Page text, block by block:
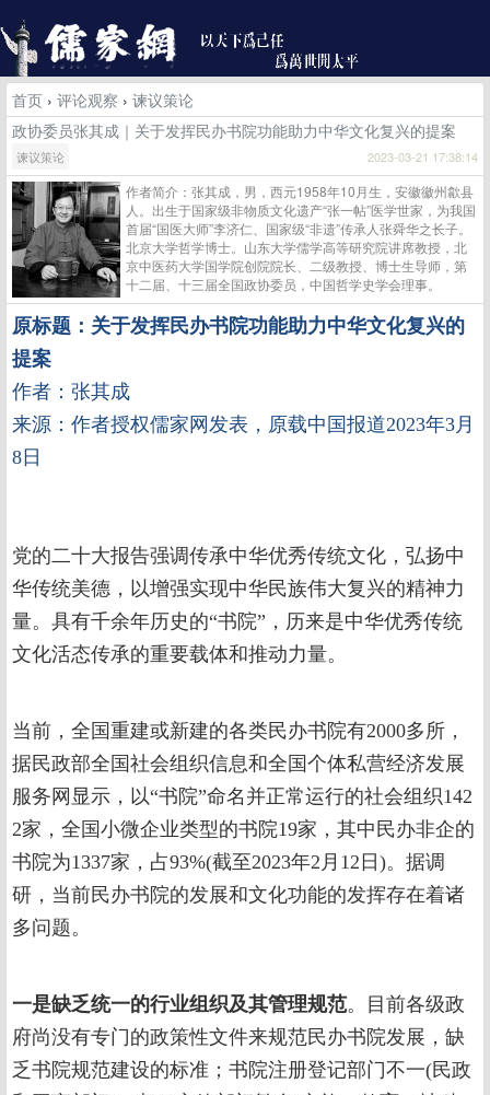
首页 › 评论观察 › 谏议策论
政协委员张其成｜关于发挥民办书院功能助力中华文化复兴的提案
谏议策论 2023-03-21 17:38:14
作者简介：张其成，男，西元1958年10月生，安徽徽州歙县
人。出生于国家级非物质文化遗产“张一帖”医学世家，为我国
首届“国医大师”李济仁、国家级“非遗”传承人张舜华之长子。
北京大学哲学博士。山东大学儒学高等研究院讲席教授，北
京中医药大学国学院创院院长、二级教授、博士生导师，第
十二届、十三届全国政协委员，中国哲学史学会理事。
原标题：关于发挥民办书院功能助力中华文化复兴的
提案
作者：张其成
来源：作者授权儒家网发表，原载中国报道2023年3月
8日
党的二十大报告强调传承中华优秀传统文化，弘扬中
华传统美德，以增强实现中华民族伟大复兴的精神力
量。具有千余年历史的“书院”，历来是中华优秀传统
文化活态传承的重要载体和推动力量。
当前，全国重建或新建的各类民办书院有2000多所，
据民政部全国社会组织信息和全国个体私营经济发展
服务网显示，以“书院”命名并正常运行的社会组织142
2家，全国小微企业类型的书院19家，其中民办非企的
书院为1337家，占93%(截至2023年2月12日)。据调
研，当前民办书院的发展和文化功能的发挥存在着诸
多问题。
一是缺乏统一的行业组织及其管理规范。目前各级政
府尚没有专门的政策性文件来规范民办书院发展，缺
乏书院规范建设的标准；书院注册登记部门不一(民政